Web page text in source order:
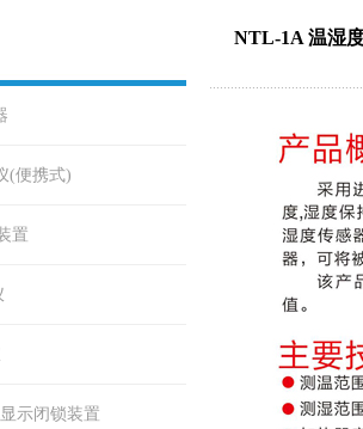
(便携式)
置
示闭锁装置
NTL-1A 温湿